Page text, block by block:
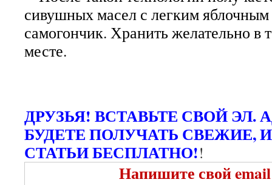
сивушных масел с легким
самогончик. Хранить желательно в
месте.
ДРУЗЬЯ! ВСТАВЬТЕ СВОЙ ЭЛ.
БУДЕТЕ ПОЛУЧАТЬ СВЕЖИЕ,
СТАТЬИ БЕСПЛАТНО!!
Напишите свой